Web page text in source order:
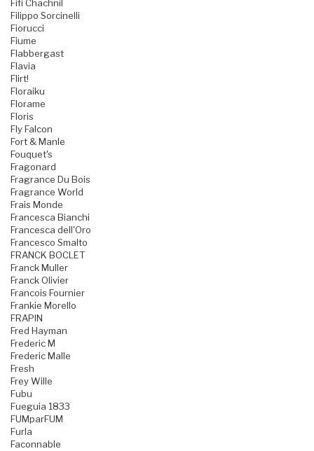
Fifi Chachnil
Filippo Sorcinelli
Fiorucci
Fiume
Flabbergast
Flavia
Flirt!
Floraiku
Florame
Floris
Fly Falcon
Fort & Manle
Fouquet's
Fragonard
Fragrance Du Bois
Fragrance World
Frais Monde
Francesca Bianchi
Francesca dell'Oro
Francesco Smalto
FRANCK BOCLET
Franck Muller
Franck Olivier
Francois Fournier
Frankie Morello
FRAPIN
Fred Hayman
Frederic M
Frederic Malle
Fresh
Frey Wille
Fubu
Fueguia 1833
FUMparFUM
Furla
Faconnable